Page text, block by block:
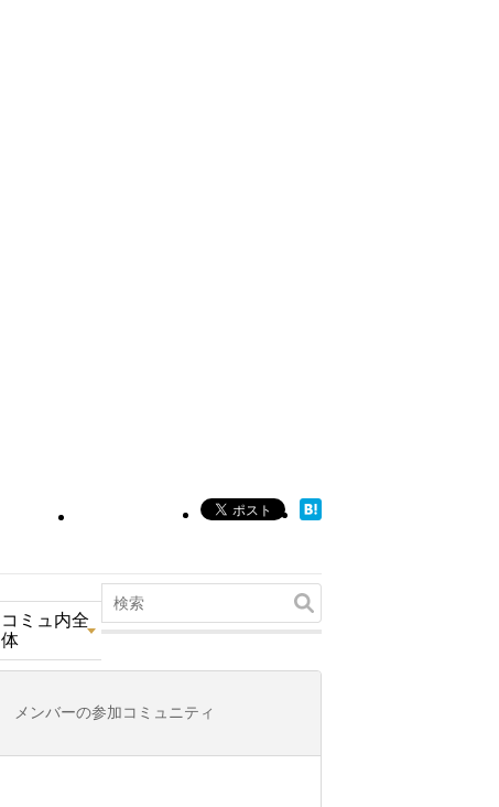
コミュ内全
体
メンバーの参加コミュニティ